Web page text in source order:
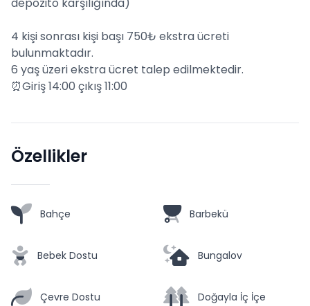
4 kişi sonrası kişi başı 750₺ ekstra ücreti
bulunmaktadır.
6 yaş üzeri ekstra ücret talep edilmektedir.
⏰Giriş 14:00 çıkış 11:00
Özellikler
Bahçe Barbekü
Bebek Dostu Bungalov
Çevre Dostu Doğayla İç İçe